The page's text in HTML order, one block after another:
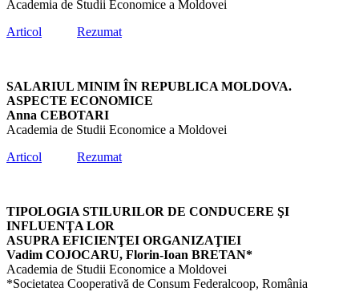
Academia de Studii Economice a Moldovei
Articol
Rezumat
SALARIUL MINIM ÎN REPUBLICA MOLDOVA.
ASPECTE ECONOMICE
Anna CEBOTARI
Academia de Studii Economice a Moldovei
Articol
Rezumat
TIPOLOGIA STILURILOR DE CONDUCERE ŞI
INFLUENŢA LOR
ASUPRA EFICIENŢEI ORGANIZAŢIEI
Vadim COJOCARU, Florin-Ioan BRETAN*
Academia de Studii Economice a Moldovei
*Societatea Cooperativă de Consum Federalcoop, România